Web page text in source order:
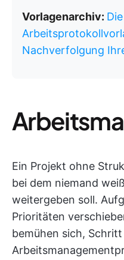
Vorlagenarchiv:
Nachverfolgung
Ein Projekt ohne
bei dem niemand
weitergeben soll.
Prioritäten
bemühen sich,